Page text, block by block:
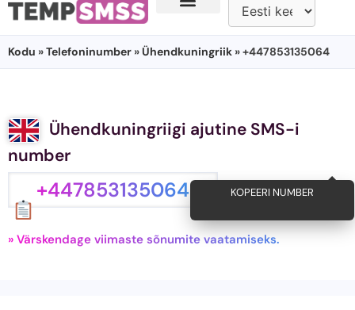
Kodu »Telefoninumber »Ühendkuningriik » +447853135064
Ühendkuningriigi ajutine SMS-i
number
+447853135064 KOPEERI NUMBER
» Värskendage viimaste sõnumite vaatamiseks.